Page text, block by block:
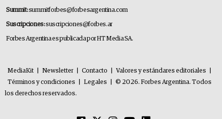
Summit:summitforbes@forbesargentina.com
Suscripciones:suscripciones@forbes.ar
Forbes Argentina es publicada por HT Media SA.
MediaKit Newsletter Contacto Valores y estándares editoriales
Términos y condiciones
Legales
© 2026. Forbes Argentina. Todos
los derechos reservados.